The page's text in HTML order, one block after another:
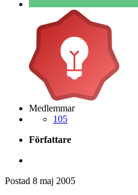
Medlemmar
105
Författare
Postad 8 maj 2005